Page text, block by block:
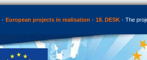
European projects in realisation 18. DESK The